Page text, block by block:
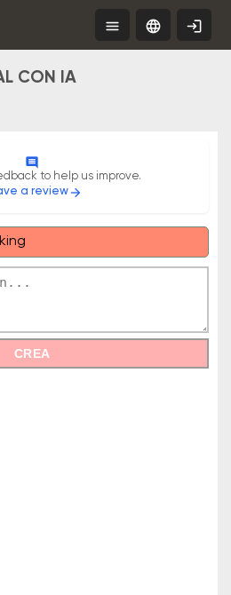
login
Free
language
ES
menu
Tools
CON IA
comment
to help us improve.
a reviewarrow_forward
CREA